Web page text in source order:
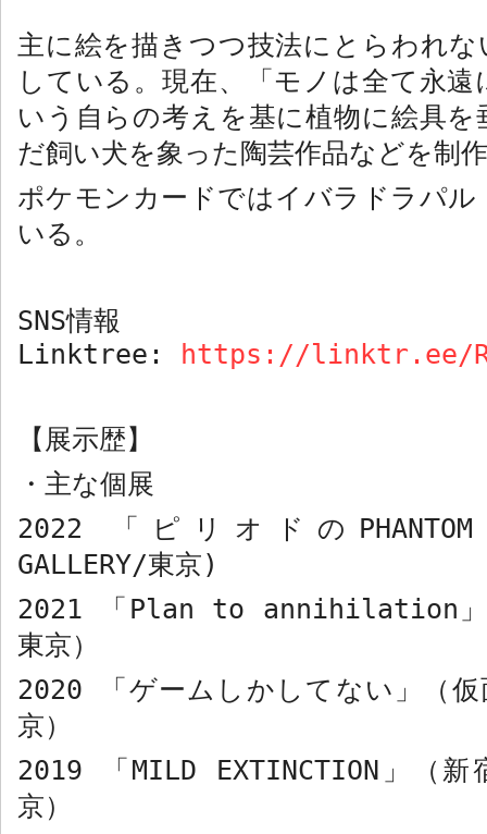
主に絵を描きつつ技法にとらわれ
している。現在、「モノは全て永
いう自らの考えを基に植物に絵具
だ飼い犬を象った陶芸作品などを制
ポケモンカードではイバラドラパ
いる。
SNS情報
Linktree:
https://linktr.ee/
【展示歴】
・ 主な個展
2022
「ピリオドの PHANTOM
GALLERY/東京)
2021
「 Plan to annihilation
東京）
2020
「ゲームしかしてない」（
京）
2019
「 MILD EXTINCTION 」（
京）